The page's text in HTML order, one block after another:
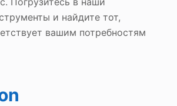
и найдите тот,
вашим потребностям